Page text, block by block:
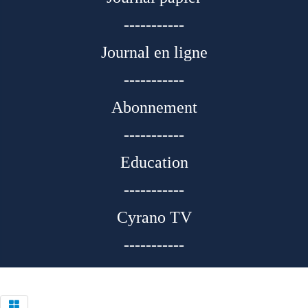
-----------
Journal en ligne
-----------
Abonnement
-----------
Education
-----------
Cyrano TV
-----------